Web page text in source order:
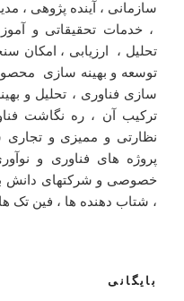
سازمانی ، آینده پژوهی ،
، خدمات تحقیقاتی و
تحلیل ، ارزیابی ، امکان
توسعه و بهینه سازی
سازی فناوری ، تحلیل و
ترکیب آن ، ره نگاشت
نظارتی و ممیزی و
پروژه های فناوری و
خصوصی و شرکتهای دانش
، شتاب دهنده ها ، فین تک
بایگانی